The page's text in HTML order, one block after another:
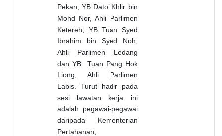
Pekan; YB Dato’ Khlir bin
Mohd Nor, Ahli Parlimen
Ketereh; YB Tuan Syed
Ibrahim bin Syed Noh,
Ahli Parlimen Ledang
dan YB Tuan Pang Hok
Liong, Ahli Parlimen
Labis. Turut hadir pada
sesi lawatan kerja ini
adalah pegawai-pegawai
daripada Kementerian
Pertahanan,